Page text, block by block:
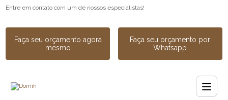
Entre em contato com um de nossos especialistas!
Faça seu orçamento agora
mesmo
Faça seu orçamento por
Whatsapp